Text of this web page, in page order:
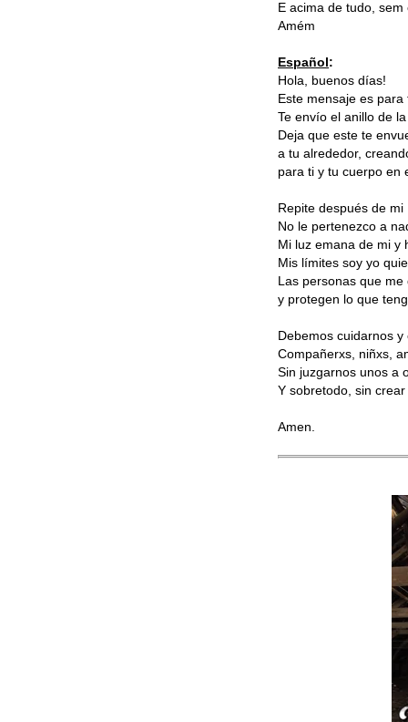
E acima de tudo,
Amém
Español :
Hola, buenos días!
Este mensaje es
Te envío el anillo de
Deja que este te
a tu alrededor,
para ti y tu cuerpo en
Repite después de mi
No le pertenezco a
Mi luz emana de mi y
Mis límites soy yo
Las personas que
y protegen lo que
Debemos cuidarnos
Compañerxs, niñxs,
Sin juzgarnos unos a
Y sobretodo, sin
Amen.